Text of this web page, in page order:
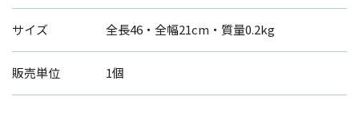
サイズ 全長46・全幅21cm・質量0.2kg
販売単位 1個